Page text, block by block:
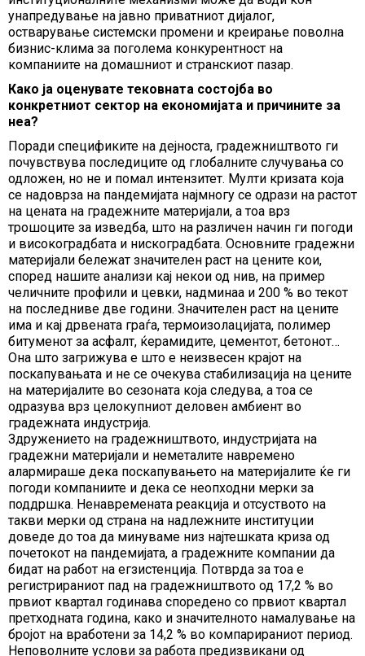
унапредување на јавно приватниот дијалог,
остварување системски промени и креирање поволна
бизнис-клима за поголема конкурентност на
компаниите на домашниот и странскиот пазар.
Како ја оценувате тековната состојба во
конкретниот сектор на економијата и причините за
неа?
Поради спецификите на дејноста, градежништвото ги
почувствува последиците од глобалните случувања со
одложен, но не и помал интензитет. Мулти кризата која
се надоврза на пандемијата најмногу се одрази на растот
на цената на градежните материјали, а тоа врз
трошоците за изведба, што на различен начин ги погоди
и високоградбата и нискоградбата. Основните градежни
материјали бележат значителен раст на цените кои,
според нашите анализи кај некои од нив, на пример
челичните профили и цевки, надминаа и 200 % во текот
на последниве две години. Значителен раст на цените
има и кај дрвената граѓа, термоизолацијата, полимер
битуменот за асфалт, ќерамидите, цементот, бетонот…
Она што загрижува е што е неизвесен крајот на
поскапувањата и не се очекува стабилизација на цените
на материјалите во сезоната која следува, а тоа се
одразува врз целокупниот деловен амбиент во
градежната индустрија.
Здружението на градежништвото, индустријата на
градежни материјали и неметалите навремено
алармираше дека поскапувањето на материјалите ќе ги
погоди компаниите и дека се неопходни мерки за
поддршка. Ненавремената реакција и отсуството на
такви мерки од страна на надлежните институции
доведе до тоа да минуваме низ најтешката криза од
почетокот на пандемијата, а градежните компании да
бидат на работ на егзистенција. Потврда за тоа е
регистрираниот пад на градежништвото од 17,2 % во
првиот квартал годинава споредено со првиот квартал
претходната година, како и значителното намалување на
бројот на вработени за 14,2 % во компарираниот период.
Неповолните услови за работа предизвикани од